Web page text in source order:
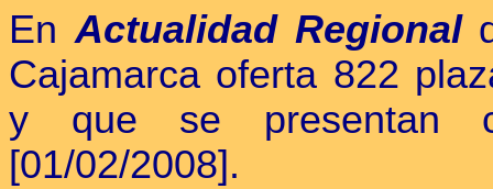
EnActualidad Regional
Cajamarca oferta 822
y que se presentan
[01/02/2008].